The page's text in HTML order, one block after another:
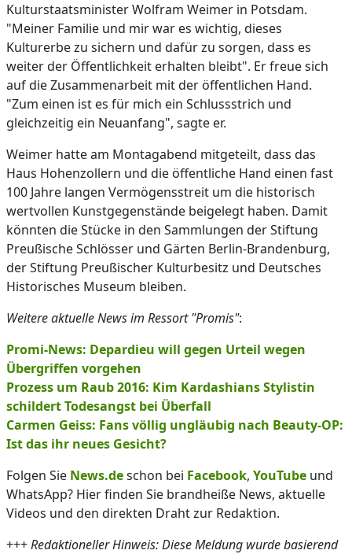
Kulturstaatsminister Wolfram Weimer in Potsdam.
"Meiner Familie und mir war es wichtig, dieses
Kulturerbe zu sichern und dafür zu sorgen, dass es
weiter der Öffentlichkeit erhalten bleibt". Er freue sich
auf die Zusammenarbeit mit der öffentlichen Hand.
"Zum einen ist es für mich ein Schlussstrich und
gleichzeitig ein Neuanfang", sagte er.
Weimer hatte am Montagabend mitgeteilt, dass das
Haus Hohenzollern und die öffentliche Hand einen fast
100 Jahre langen Vermögensstreit um die historisch
wertvollen Kunstgegenstände beigelegt haben. Damit
könnten die Stücke in den Sammlungen der Stiftung
Preußische Schlösser und Gärten Berlin-Brandenburg,
der Stiftung Preußischer Kulturbesitz und Deutsches
Historisches Museum bleiben.
Weitere aktuelle News im Ressort "Promis":
Promi-News: Depardieu will gegen Urteil wegen
Übergriffen vorgehen
Prozess um Raub 2016: Kim Kardashians Stylistin
schildert Todesangst bei Überfall
Carmen Geiss: Fans völlig ungläubig nach Beauty-OP:
Ist das ihr neues Gesicht?
Folgen Sie News.deschon bei Facebook, YouTube und
WhatsApp? Hier finden Sie brandheiße News, aktuelle
Videos und den direkten Draht zur Redaktion.
+++Redaktioneller Hinweis: Diese Meldung wurde basierend